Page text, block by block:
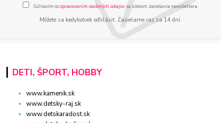
Súhlasím sospracovaním osobných údajov za účelom zasielania newslettera.
Môžete sa kedykoľvek odhlásiť. Zasielame raz za 14 dní.
DETI, ŠPORT, HOBBY
www.kamenik.sk
www.detsky-raj.sk
www.detskaradost.sk